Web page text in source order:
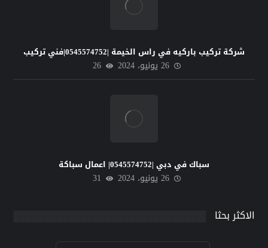
شركة تركيب باركيه في راس الخيمة |0545574752|فني تركيب
26 يونيو، 2024 26
سباك في دبي |0545574752| اعمال سباكة
26 يونيو، 2024 31
الاكثر بحثا